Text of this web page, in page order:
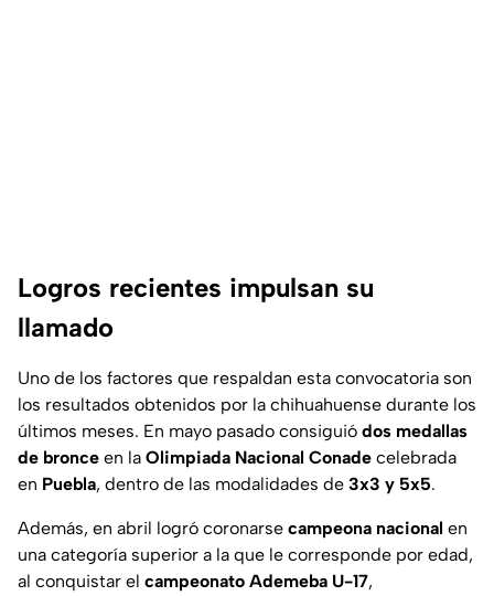
Logros recientes impulsan su
llamado
Uno de los factores que respaldan esta convocatoria son
los resultados obtenidos por la chihuahuense durante los
últimos meses. En mayo pasado consiguió dos medallas
de bronce en la Olimpiada Nacional Conade celebrada
en Puebla, dentro de las modalidades de 3x3 y 5x5.
Además, en abril logró coronarse campeona nacional en
una categoría superior a la que le corresponde por edad,
al conquistar el campeonato Ademeba U-17,